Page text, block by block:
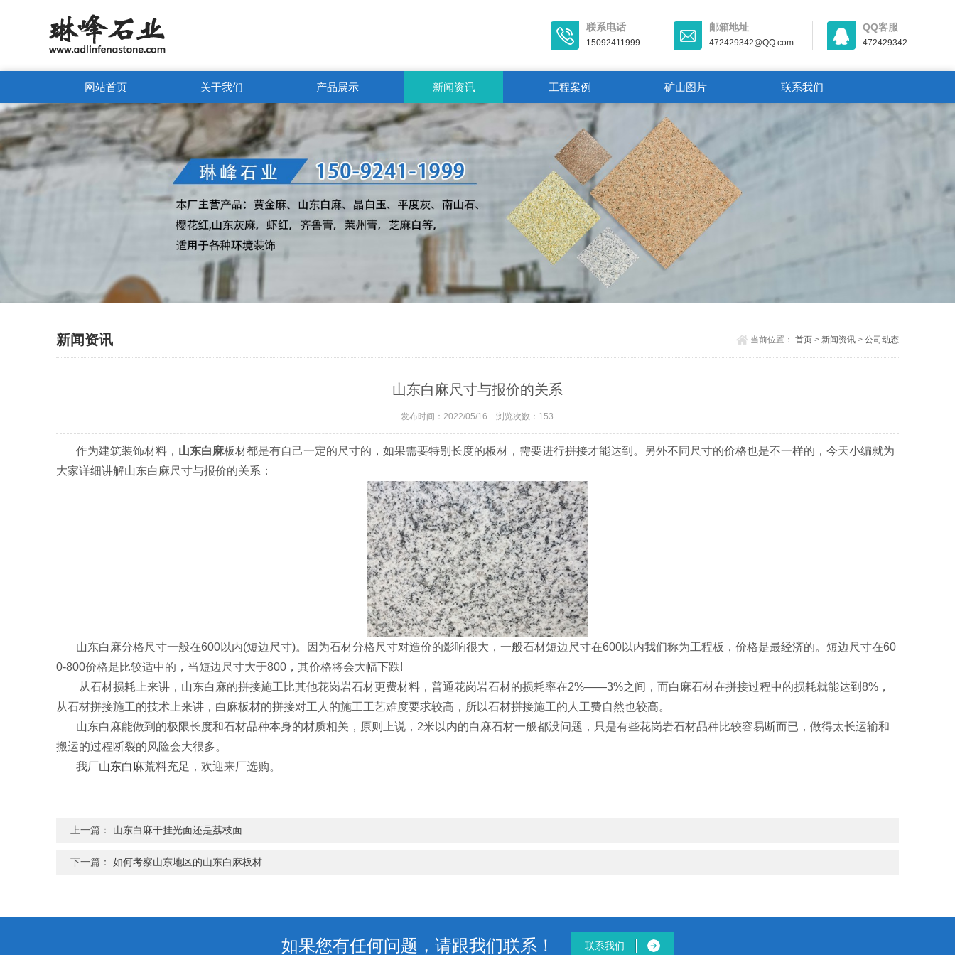
联系电话
15092411999
邮箱地址
472429342@QQ.com
QQ客服
472429342
网站首页 关于我们 产品展示 新闻资讯 工程案例 矿山图片 联系我们
新闻资讯 当前位置： 首页> 新闻资讯> 公司动态
山东白麻尺寸与报价的关系
发布时间：2022/05/16 浏览次数： 153
作为建筑装饰材料， 山东白麻板材都是有自己一定的尺寸的，如果需要特别长度的板材，需要进行拼接才能达到。另外不同尺寸的价格也是不一样的，今天小编就为
大家详细讲解山东白麻尺寸与报价的关系：
山东白麻分格尺寸一般在600以内(短边尺寸)。因为石材分格尺寸对造价的影响很大，一般石材短边尺寸在600以内我们称为工程板，价格是最经济的。短边尺寸在60
0-800价格是比较适中的，当短边尺寸大于800，其价格将会大幅下跌!
从石材损耗上来讲，山东白麻的拼接施工比其他花岗岩石材更费材料，普通花岗岩石材的损耗率在2%——3%之间，而白麻石材在拼接过程中的损耗就能达到8%，
从石材拼接施工的技术上来讲，白麻板材的拼接对工人的施工工艺难度要求较高，所以石材拼接施工的人工费自然也较高。
山东白麻能做到的极限长度和石材品种本身的材质相关，原则上说，2米以内的白麻石材一般都没问题，只是有些花岗岩石材品种比较容易断而已，做得太长运输和
搬运的过程断裂的风险会大很多。
我厂 山东白麻荒料充足，欢迎来厂选购。
上一篇： 山东白麻干挂光面还是荔枝面
下一篇：如何考察山东地区的山东白麻板材
如果您有任何问题，请跟我们联系！ 联系我们